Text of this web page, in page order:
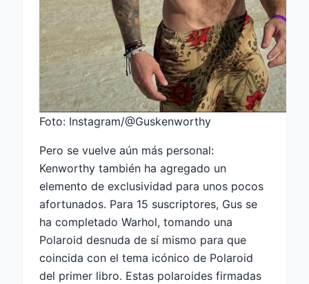
Foto: Instagram/@Guskenworthy
Pero se vuelve aún más personal:
Kenworthy también ha agregado un
elemento de exclusividad para unos pocos
afortunados. Para 15 suscriptores, Gus se
ha completado Warhol, tomando una
Polaroid desnuda de sí mismo para que
coincida con el tema icónico de Polaroid
del primer libro. Estas polaroides firmadas